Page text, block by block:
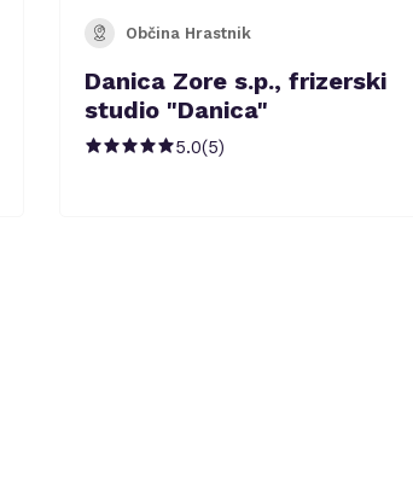
Občina Hrastnik
Danica Zore s.p., frizerski
studio "Danica"
5.0(5)